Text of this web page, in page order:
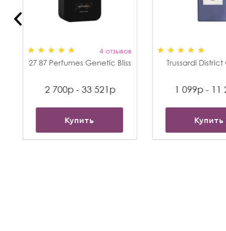
4 отзывов
27 87 Perfumes Genetic Bliss
2 700р - 33 521р
Купить
Trussardi
1 099р - 11
Купить